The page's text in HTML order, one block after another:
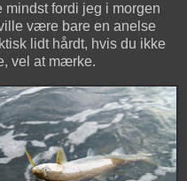
fordi jeg i morgen
være bare en anelse
lidt hårdt, hvis du ikke
vel at mærke.